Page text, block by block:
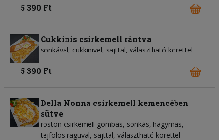
5 390 Ft
Cukkinis csirkemell rántva
sonkával, cukkinivel, sajttal, választható körettel
5 390 Ft
Della Nonna csirkemell kemencében
sütve
roston csirkemell gombás, sonkás, hagymás,
tejfölös raguval, sajttal, választható körettel